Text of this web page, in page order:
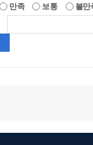
만족 보통
불만